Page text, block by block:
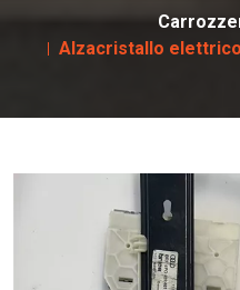
Alzacristallo